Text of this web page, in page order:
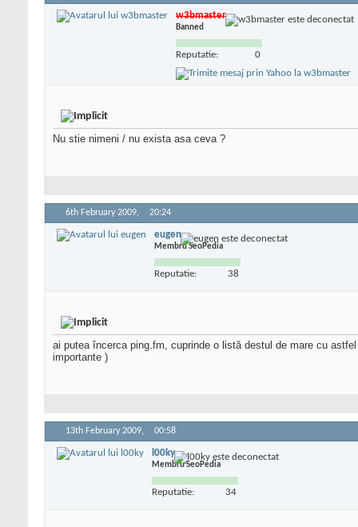
w3bmaster
Banned
Reputatie: 0
Nu stie nimeni / nu exista asa ceva ?
6th February 2009, 20:24
eugen
Membru SeoPedia
Reputatie: 38
ai putea încerca ping.fm, cuprinde o listă destul de mare cu
importante )
13th February 2009, 00:58
l00ky
Membru SeoPedia
Reputatie: 34